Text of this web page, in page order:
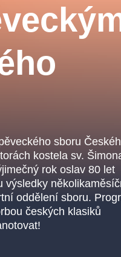
sboru
kostela sv.
rok oslav 80 let
výsledky
oddělení sboru.
českých klasiků
Panther Agency,
sale
drama